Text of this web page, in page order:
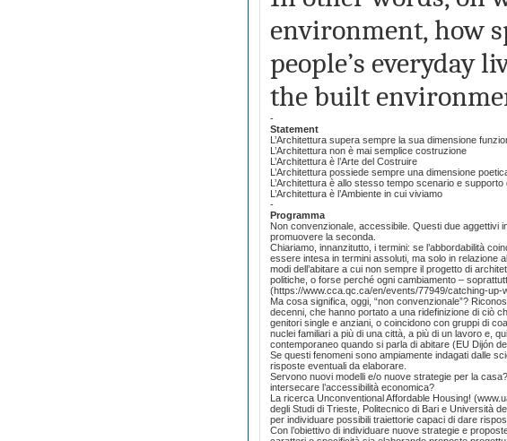
environment, how
people’s everyday
the built
-
Statement
L’Architettura supera sempre la sua dimensione
L’Architettura non è mai semplice costruzione
L’Architettura è l’Arte del Costruire
L’Architettura possiede sempre una dimensione
L’Architettura è allo stesso tempo scenario e supporto
L’Architettura è l’Ambiente in cui viviamo
-
Programma
Non convenzionale, accessibile. Questi due aggettivi
promuovere la seconda.
Chiariamo, innanzitutto, i termini: se l’abbordabilità
essere intesa in termini assoluti, ma solo in relazione
modi dell’abitare a cui non sempre il progetto di
politiche, o forse perché ogni cambiamento –
(https://www.cca.qc.ca/en/events/77949/catching-up-
Ma cosa significa, oggi, “non convenzionale”?
decenni, che hanno portato a una ridefinizione di ciò
genitori single e anziani, o coincidono con gruppi di
nuclei familiari a più di una città, a più di un lavoro e,
contemporaneo quando si parla di abitare (EU Dijón
Se questi fenomeni sono ampiamente indagati dalle
risposte eventuali da elaborare.
Servono nuovi modelli e/o nuove strategie per la
intersecare l’accessibilità economica?
La ricerca Unconventional Affordable Housing!
degli Studi di Trieste, Politecnico di Bari e Università
per individuare possibili traiettorie capaci di dare
Con l’obiettivo di individuare nuove strategie e